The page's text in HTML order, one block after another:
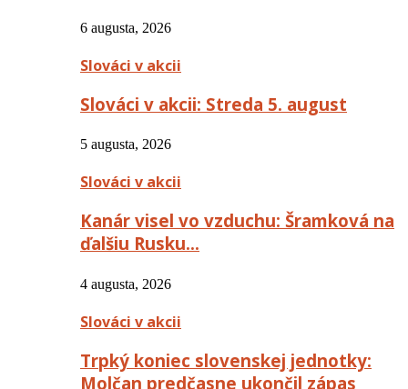
6 augusta, 2026
Slováci v akcii
Slováci v akcii: Streda 5. august
5 augusta, 2026
Slováci v akcii
Kanár visel vo vzduchu: Šramková na
ďalšiu Rusku…
4 augusta, 2026
Slováci v akcii
Trpký koniec slovenskej jednotky:
Molčan predčasne ukončil zápas